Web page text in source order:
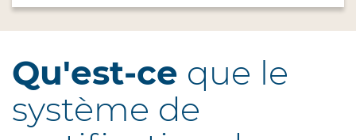
Qu'est-ce que le
système de